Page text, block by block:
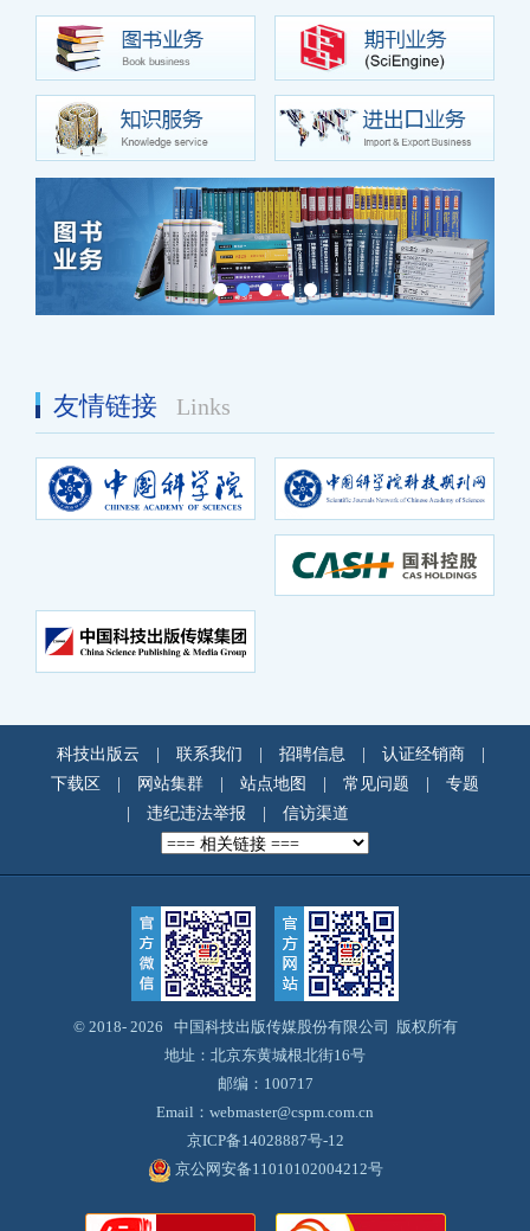
友情链接 Links
科技出版云 | 联系我们 | 招聘信息 | 认证经销商
|
下载区
| 网站集群 | 站点地图 | 常见问题 |
专题
|
违纪违法举报 | 信访渠道
© 2018- 2026 中国科技出版传媒股份有限公司 版权所有
地址：北京东黄城根北街16号
邮编：100717
Email：webmaster@cspm.com.cn
京ICP备14028887号-12
京公网安备11010102004212号